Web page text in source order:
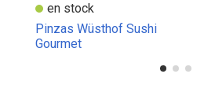
en stock
Pinzas Wüsthof Sushi
Gourmet